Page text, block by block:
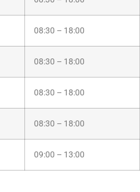
08:30 – 18:00
08:30 – 18:00
08:30 – 18:00
08:30 – 18:00
09:00 – 13:00